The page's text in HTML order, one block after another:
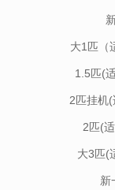
大1匹（
1.5匹(
2匹挂机(
2匹(
大3匹(
新